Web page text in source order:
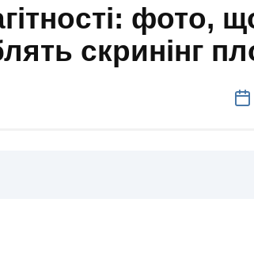
фото,
скринінг